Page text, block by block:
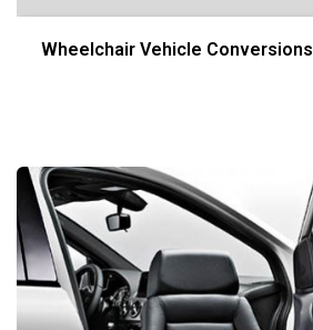
Wheelchair Vehicle Conversions